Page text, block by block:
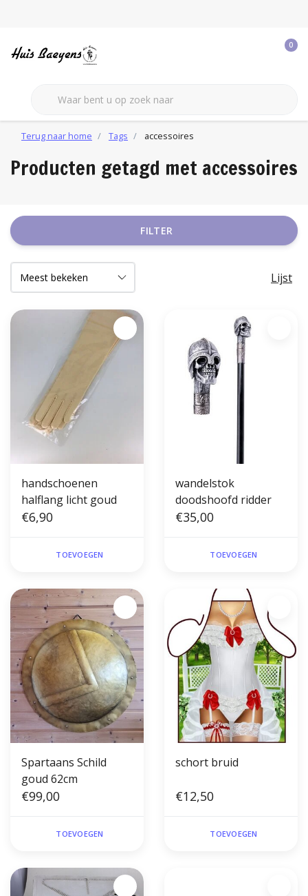
0
Terug naar home Tags accessoires
Producten getagd met accessoires
FILTER
Lijst
handschoenen
halflang licht goud
€6,90
TOEVOEGEN
wandelstok
doodshoofd ridder
€35,00
TOEVOEGEN
Spartaans Schild
goud 62cm
€99,00
TOEVOEGEN
schort bruid
€12,50
TOEVOEGEN